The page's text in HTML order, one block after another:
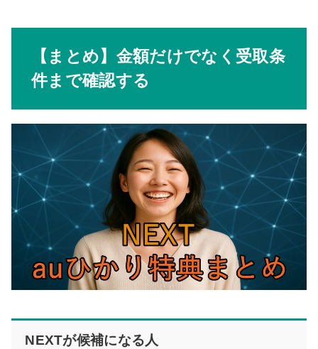
【まとめ】金額だけでなく受取条
件まで確認する
NEXTが候補になる人